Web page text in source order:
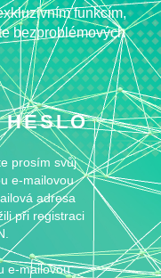
funkcím,
bezproblémových
HESLO
prosím svůj
e-mailovou
adresa
při registraci
e-mailovou